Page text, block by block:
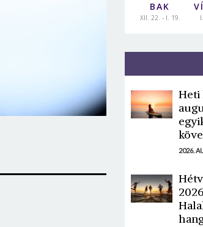
BAK
XII. 22. - I. 19.
Heti
2026.